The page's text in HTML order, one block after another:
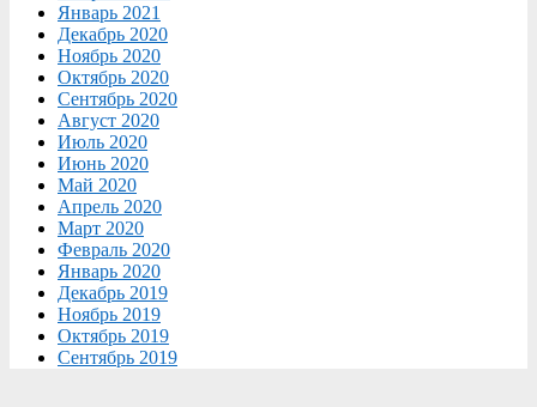
Январь 2021
Декабрь 2020
Ноябрь 2020
Октябрь 2020
Сентябрь 2020
Август 2020
Июль 2020
Июнь 2020
Май 2020
Апрель 2020
Март 2020
Февраль 2020
Январь 2020
Декабрь 2019
Ноябрь 2019
Октябрь 2019
Сентябрь 2019